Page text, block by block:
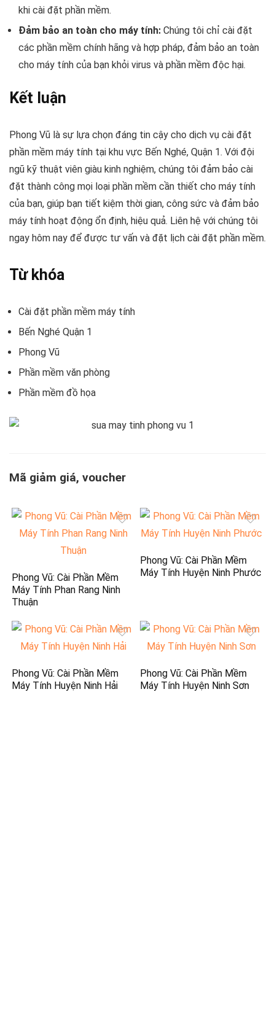
khi cài đặt phần mềm.
Đảm bảo an toàn cho máy tính: Chúng tôi chỉ cài đặt
các phần mềm chính hãng và hợp pháp, đảm bảo an toàn
cho máy tính của bạn khỏi virus và phần mềm độc hại.
Kết luận
Phong Vũ là sự lựa chọn đáng tin cậy cho dịch vụ cài đặt
phần mềm máy tính tại khu vực Bến Nghé, Quận 1. Với đội
ngũ kỹ thuật viên giàu kinh nghiệm, chúng tôi đảm bảo cài
đặt thành công mọi loại phần mềm cần thiết cho máy tính
của bạn, giúp bạn tiết kiệm thời gian, công sức và đảm bảo
máy tính hoạt động ổn định, hiệu quả. Liên hệ với chúng tôi
ngay hôm nay để được tư vấn và đặt lịch cài đặt phần mềm.
Từ khóa
Cài đặt phần mềm máy tính
Bến Nghé Quận 1
Phong Vũ
Phần mềm văn phòng
Phần mềm đồ họa
Mã giảm giá, voucher
Phong Vũ: Cài Phần Mềm
Máy Tính Phan Rang Ninh
Thuận
Phong Vũ: Cài Phần Mềm
Máy Tính Huyện Ninh Phước
Phong Vũ: Cài Phần Mềm
Máy Tính Huyện Ninh Hải
Phong Vũ: Cài Phần Mềm
Máy Tính Huyện Ninh Sơn